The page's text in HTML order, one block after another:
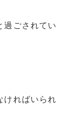
ごされて
ればいら